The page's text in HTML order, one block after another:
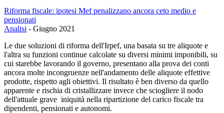
Riforma fiscale: ipotesi Mef penalizzano ancora ceto medio e
pensionati
Analisi - Giugno 2021
Le due soluzioni di riforma dell'Irpef, una basata su tre aliquote e
l'altra su funzioni continue calcolate su diversi minimi imponibili, su
cui starebbe lavorando il governo, presentano alla prova dei conti
ancora molte incongruenze nell'andamento delle aliquote effettive
prodotte, rispetto agli obiettivi. Il risultato è ben diverso da quello
apparente e rischia di cristallizzare invece che sciogliere il nodo
dell'attuale grave iniquità nella ripartizione del carico fiscale tra
dipendenti, pensionati e autonomi.